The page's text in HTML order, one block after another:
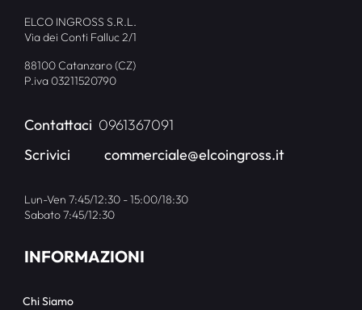
ELCO INGROSS S.R.L.
Via dei Conti Falluc 2/1
88100 Catanzaro (CZ)
P.iva 03211520790
Contattaci 0961367091
Scrivici
commerciale@elcoingross.it
Lun-Ven 7:45/12:30 - 15:00/18:30
Sabato 7:45/12:30
INFORMAZIONI
Chi Siamo